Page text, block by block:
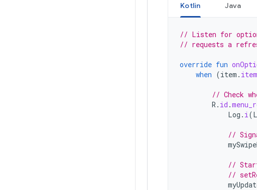
Kotlin Java
// Listen for
// requests a
override fun
when (item .
// Check
R . id .
Log . i(
//
//
//